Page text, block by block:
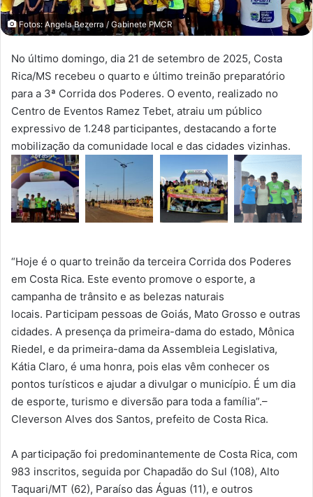
Fotos: Angela Bezerra / Gabinete PMCR
No último domingo, dia 21 de setembro de 2025, Costa
Rica/MS recebeu o quarto e último treinão preparatório
para a 3ª Corrida dos Poderes. O evento, realizado no
Centro de Eventos Ramez Tebet, atraiu um público
expressivo de 1.248 participantes, destacando a forte
mobilização da comunidade local e das cidades vizinhas.
“Hoje é o quarto treinão da terceira Corrida dos Poderes
em Costa Rica. Este evento promove o esporte, a
campanha de trânsito e as belezas naturais
locais. Participam pessoas de Goiás, Mato Grosso e outras
cidades. A presença da primeira-dama do estado, Mônica
Riedel, e da primeira-dama da Assembleia Legislativa,
Kátia Claro, é uma honra, pois elas vêm conhecer os
pontos turísticos e ajudar a divulgar o município. É um dia
de esporte, turismo e diversão para toda a família”.–
Cleverson Alves dos Santos, prefeito de Costa Rica.
A participação foi predominantemente de Costa Rica, com
983 inscritos, seguida por Chapadão do Sul (108), Alto
Taquari/MT (62), Paraíso das Águas (11), e outros